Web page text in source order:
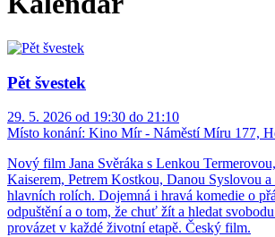
Pět švestek
29. 5. 2026 od 19:30 do 21:10
Místo konání: Kino Mír - Náměstí Míru 177,
Nový film Jana Svěráka s Lenkou
Kaiserem, Petrem Kostkou, Danou Syslovou a
hlavních rolích. Dojemná i hravá komedie o
odpuštění a o tom, že chuť žít a hledat
provázet v každé životní etapě. Český film.